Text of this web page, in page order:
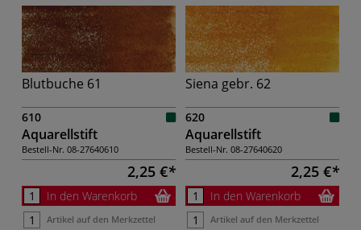
Blutbuche 61
610
Aquarellstift
Bestell-Nr. 08-27640610
2,25 €
In den Warenkorb
Artikel auf den Merkzettel
Siena gebr. 62
620
Aquarellstift
Bestell-Nr. 08-27640620
2,25 €
In den Warenkorb
Artikel auf den Merkzettel